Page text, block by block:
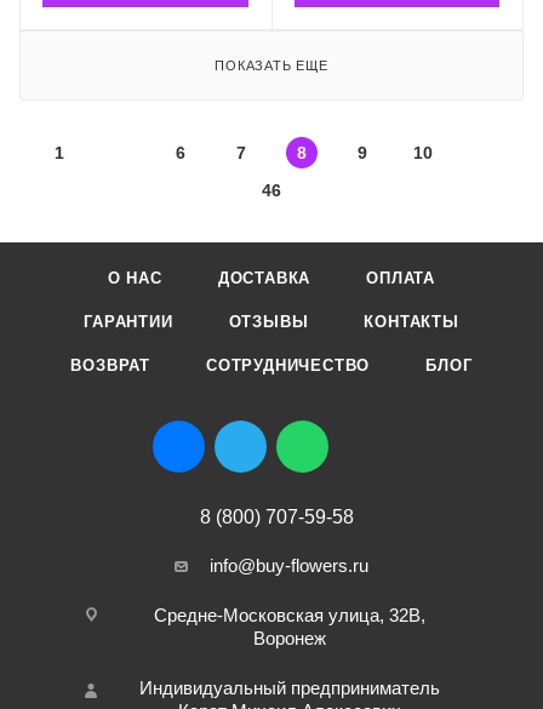
ПОКАЗАТЬ ЕЩЕ
1 6 7 8 9
10
46
О НАС ДОСТАВКА ОПЛАТА
ГАРАНТИИ ОТЗЫВЫ КОНТАКТЫ
ВОЗВРАТ СОТРУДНИЧЕСТВО БЛОГ
8 (800) 707-59-58
info@buy-flowers.ru
Средне-Московская улица, 32В,
Воронеж
Индивидуальный предприниматель